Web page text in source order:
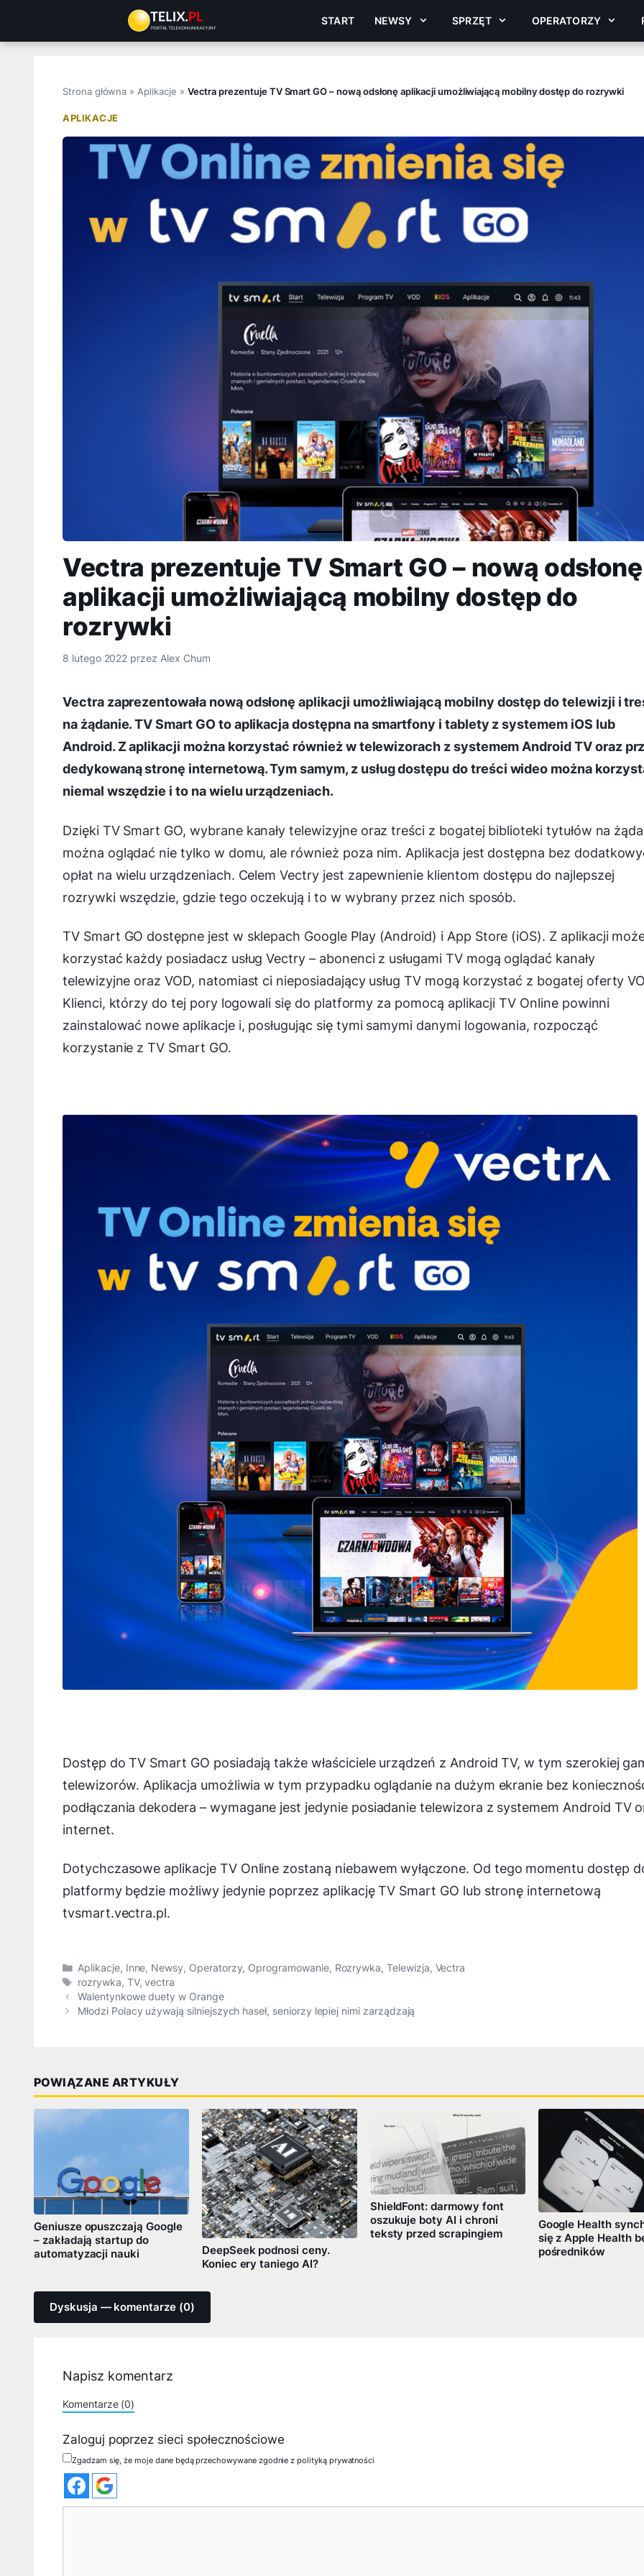
treści
START NEWSY SPRZĘT OPERATORZY
Strona główna » Aplikacje » Vectra prezentuje TV Smart GO – nową odsłonę aplikacji umożliwiającą mobilny dostęp do rozrywki
APLIKACJE
Vectra prezentuje TV Smart GO – nową odsłonę
aplikacji umożliwiającą mobilny dostęp do
rozrywki
8 lutego 2022 przez Alex Chum
Vectra zaprezentowała nową odsłonę aplikacji umożliwiającą mobilny dostęp do telewizji i
na żądanie. TV Smart GO to aplikacja dostępna na smartfony i tablety z systemem iOS lub
Android. Z aplikacji można korzystać również w telewizorach z systemem Android TV oraz
dedykowaną stronę internetową. Tym samym, z usług dostępu do treści wideo można
niemal wszędzie i to na wielu urządzeniach.
Dzięki TV Smart GO, wybrane kanały telewizyjne oraz treści z bogatej biblioteki tytułów na
można oglądać nie tylko w domu, ale również poza nim. Aplikacja jest dostępna bez
opłat na wielu urządzeniach. Celem Vectry jest zapewnienie klientom dostępu do najlepszej
rozrywki wszędzie, gdzie tego oczekują i to w wybrany przez nich sposób.
TV Smart GO dostępne jest w sklepach Google Play (Android) i App Store (iOS). Z aplikacji
korzystać każdy posiadacz usług Vectry – abonenci z usługami TV mogą oglądać kanały
telewizyjne oraz VOD, natomiast ci nieposiadający usług TV mogą korzystać z bogatej oferty
Klienci, którzy do tej pory logowali się do platformy za pomocą aplikacji TV Online powinni
zainstalować nowe aplikacje i, posługując się tymi samymi danymi logowania, rozpocząć
korzystanie z TV Smart GO.
Dostęp do TV Smart GO posiadają także właściciele urządzeń z Android TV, w tym szerokiej
telewizorów. Aplikacja umożliwia w tym przypadku oglądanie na dużym ekranie bez
podłączania dekodera – wymagane jest jedynie posiadanie telewizora z systemem Android TV
internet.
Dotychczasowe aplikacje TV Online zostaną niebawem wyłączone. Od tego momentu dostęp
platformy będzie możliwy jedynie poprzez aplikację TV Smart GO lub stronę internetową
tvsmart.vectra.pl.
Kategorie
Aplikacje, Inne, Newsy, Operatorzy, Oprogramowanie, Rozrywka,Telewizja, Vectra
Tagi
rozrywka, TV,vectra
Walentynkowe duety w Orange
Młodzi Polacy używają silniejszych haseł, seniorzy lepiej nimi zarządzają
POWIĄZANE ARTYKUŁY
Geniusze opuszczają Google
– zakładają startup do
automatyzacji nauki
DeepSeek podnosi ceny.
Koniec ery taniego AI?
ShieldFont: darmowy font
oszukuje boty AI i chroni
teksty przed scrapingiem
Google Health
się z Apple Health
pośredników
Dyskusja — komentarze (0)
Napisz komentarz
Komentarze (0)
Zaloguj poprzez sieci społecznościowe
Zgadzam się, że moje dane będą przechowywane zgodnie z polityką prywatności